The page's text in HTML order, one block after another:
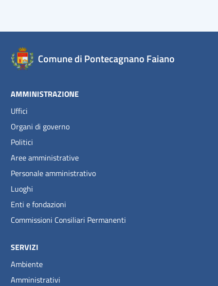
Comune di Pontecagnano Faiano
AMMINISTRAZIONE
Uffici
Organi di governo
Politici
Aree amministrative
Personale amministrativo
Luoghi
Enti e fondazioni
Commissioni Consiliari Permanenti
SERVIZI
Ambiente
Amministrativi